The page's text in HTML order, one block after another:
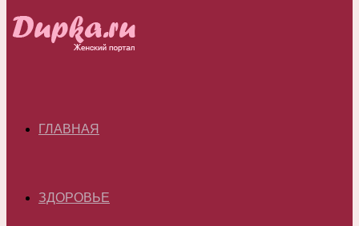
ГЛАВНАЯ
ЗДОРОВЬЕ